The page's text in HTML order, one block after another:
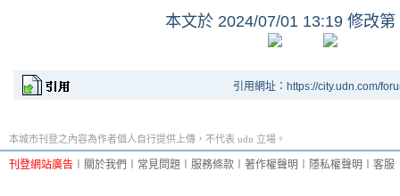
本文於 2024/07/01 13:19 修改第
引用網址：https://city.udn.com/
本城市刊登之內容為作者個人自行提供上傳，不代表 udn 立場。
刊登網站廣告 關於我們 常見問題 服務條款 著作權聲明 隱私權聲明 客服